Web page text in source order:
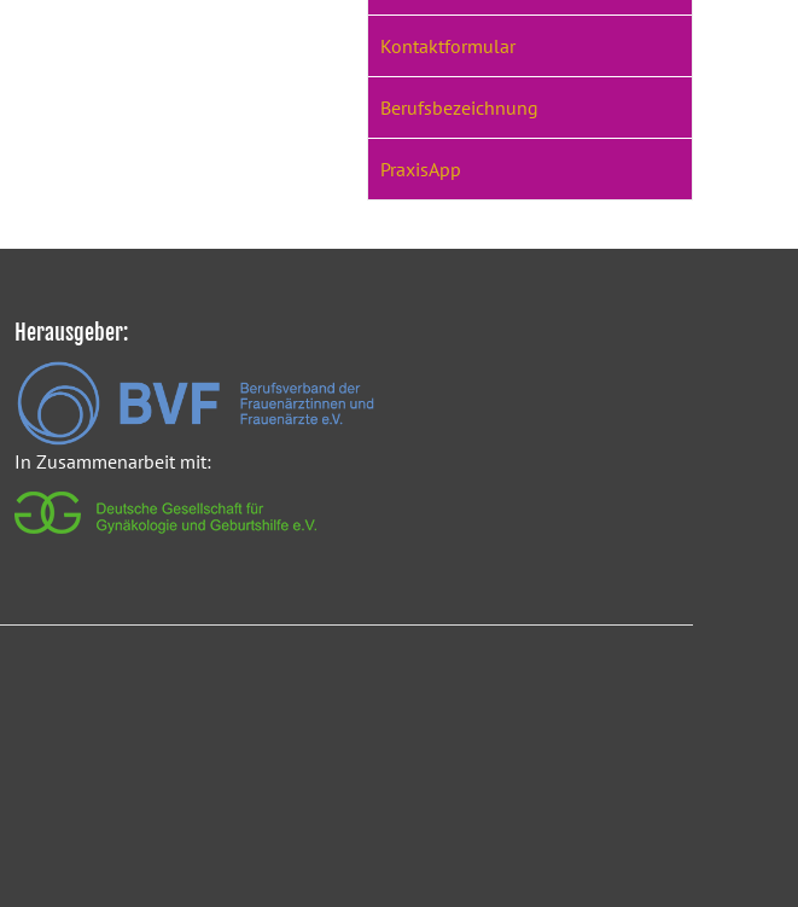
Kontaktformular
Berufsbezeichnung
PraxisApp
Herausgeber:
In Zusammenarbeit mit: